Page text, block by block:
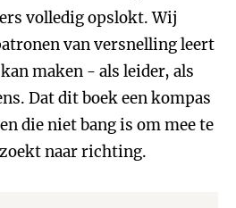
volledig opslokt. Wij
van versnelling leert
maken - als leider, als
Dat dit boek een kompas
die niet bang is om mee te
naar richting.